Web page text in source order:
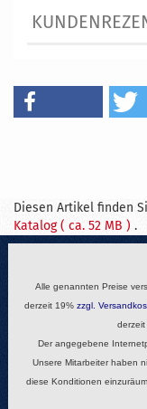
Diesen Artikel finden
Katalog ( ca. 52 MB ) .
Alle genannten Preise
derzeit 19% zzgl.
derzeit
Der angegebene
Unsere Mitarbeiter haben
diese Konditionen